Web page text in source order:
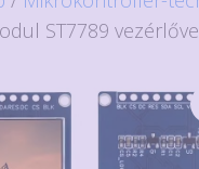
ST7789